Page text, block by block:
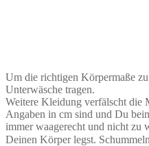
Um die richtigen Körpermaße
Unterwäsche tragen.
Weitere Kleidung verfälscht die
Angaben in cm sind und Du
immer waagerecht und nicht zu
Deinen Körper legst.